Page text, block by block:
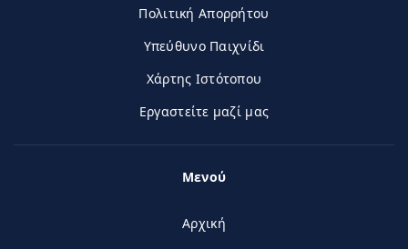
Πολιτική Απορρήτου
Υπεύθυνο Παιχνίδι
Χάρτης Ιστότοπου
Εργαστείτε μαζί μας
Μενού
Αρχική